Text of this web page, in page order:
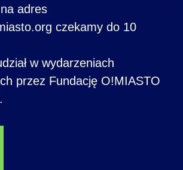
adres
czekamy do 10
w wydarzeniach
przez Fundację O!MIASTO